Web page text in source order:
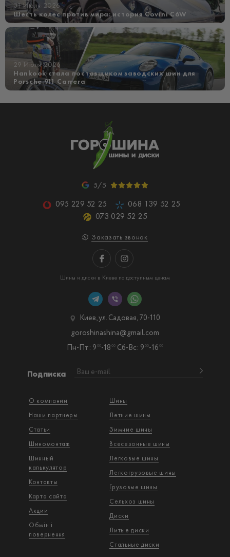
31 Июля 2026
Шесть колес против мира: история Covini C6W
29 Июля 2026
Hankook стала поставщиком заводских шин для
Porsche 911 Carrera
5/5
095 229 52 25
068 139 52 25
073 029 52 25
Заказать звонок
Шины и диски в Киеве по доступным ценам
О компании
Наши партнеры
Статьи
Шиномонтаж
Шинный
калькулятор
Контакты
Карта сайта
Акции
Обмін і
повернення
Шины
Летние шины
Зимние шины
Всесезонные шины
Легковые шины
Легкогрузовые шины
Грузовые шины
Сельхоз шины
Диски
Литые диски
Стальные диски
Подписка
Киев, ул. Садовая, 70-110
Пн-Пт: 9 00-18 00 Сб-Вс: 9 00-16 00
goroshinashina@gmail.com